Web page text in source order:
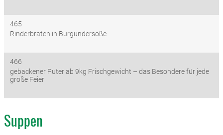
465
Rinderbraten in Burgundersoße
466
gebackener Puter ab 9kg Frischgewicht – das Besondere für jede
große Feier
Suppen